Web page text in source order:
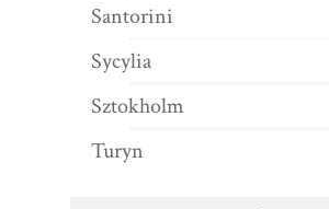
Santorini
Sycylia
Sztokholm
Turyn